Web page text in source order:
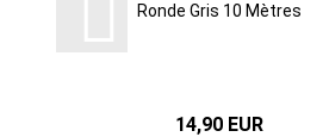
Ronde Gris 10 Mètres
14,90 EUR